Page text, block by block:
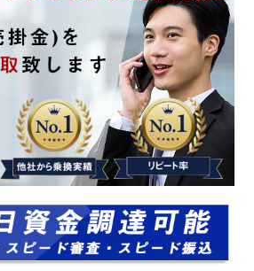
お客様の声
会社概要